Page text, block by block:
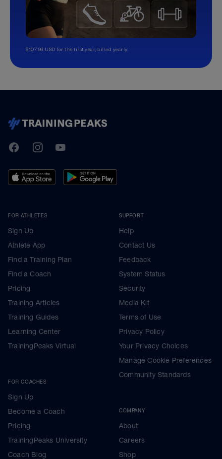
$107.99 USD for the first year, billed yearly.
TrainingPeaks
FacebookInstagramYoutube
FOR ATHLETES
Sign Up
Athlete App
Find a Training Plan
Find a Coach
Pricing
Training Articles
Training Guides
Learning Center
TrainingPeaks Virtual
FOR COACHES
Sign Up
Become a Coach
Pricing
TrainingPeaks University
Coach Blog
SUPPORT
Help
Contact Us
Feedback
System Status
Security
Media Kit
Terms of Use
Privacy Policy
Your Privacy Choices
Manage Cookie Preferences
Community Standards
COMPANY
About
Careers
Shop